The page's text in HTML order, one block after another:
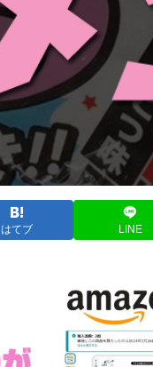
はてブ LINE